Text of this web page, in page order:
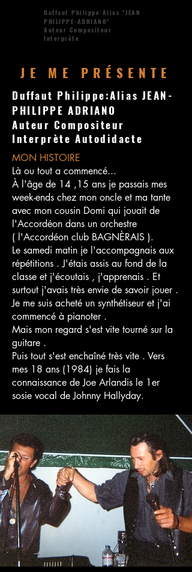
Duffaut Philippe:Alias "JEAN
PHILIPPE-ADRIANO"
Auteur Compositeur
Interprète
JE ME PRÉSENTE
Duffaut Philippe:Alias JEAN-
PHILIPPE ADRIANO
Auteur Compositeur
Interprète Autodidacte
MON HISTOIRE
Là ou tout a commencé...
À l'âge de 14 ,15 ans je passais mes
week-ends chez mon oncle et ma tante
avec mon cousin Domi qui jouait de
l'Accordéon dans un orchestre
( l'Accordéon club BAGNÈRAIS ).
Le samedi matin je l'accompagnais aux
répétitions . J'étais assis au fond de la
classe et j'écoutais , j'apprenais . Et
surtout j'avais très envie de savoir jouer .
Je me suis acheté un synthétiseur et j'ai
commencé à pianoter .
Mais mon regard s'est vite tourné sur la
guitare .
Puis tout s'est enchaîné très vite . Vers
mes 18 ans (1984) je fais la
connaissance de Joe Arlandis le 1er
sosie vocal de Johnny Hallyday.